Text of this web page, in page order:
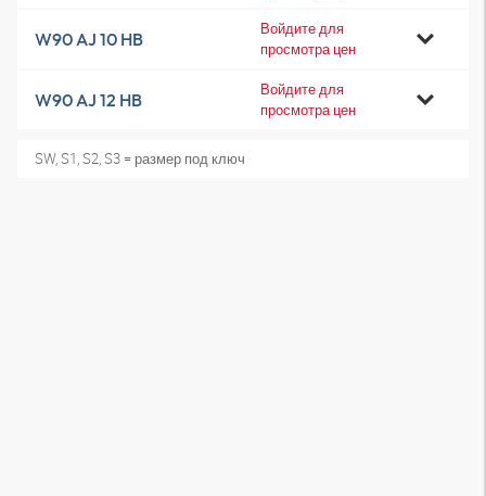
W90 AJ 10 HB
Войдите для
просмотра цен
W90 AJ 12 HB
Войдите для
просмотра цен
SW, S1, S2, S3 = размер под ключ